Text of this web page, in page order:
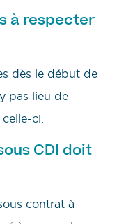
à respecter
dès le début de
pas lieu de
ci.
CDI doit
contrat à